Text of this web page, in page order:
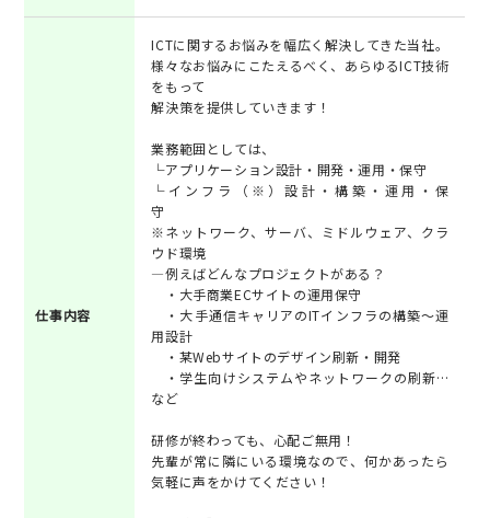
仕事内容
ICTに関するお悩みを幅広く解決してきた当社。
様々なお悩みにこたえるべく、あらゆるICT技術
をもって
解決策を提供していきます！
業務範囲としては、
└アプリケーション設計・開発・運用・保守
└インフラ（※）設計・構築・運用・保
守
※ネットワーク、サーバ、ミドルウェア、クラ
ウド環境
―例えばどんなプロジェクトがある？
・大手商業ECサイトの運用保守
・大手通信キャリアのITインフラの構築～運
用設計
・某Webサイトのデザイン刷新・開発
・学生向けシステムやネットワークの刷新…
など
研修が終わっても、心配ご無用！
先輩が常に隣にいる環境なので、何かあったら
気軽に声をかけてください！